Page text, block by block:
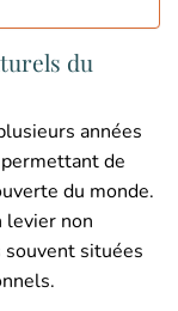
du
années
de
du monde.
levier non
situées